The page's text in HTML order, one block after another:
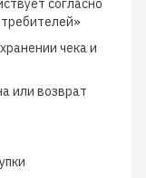
согласно
чека и
или возврат